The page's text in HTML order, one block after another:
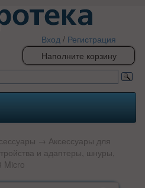
Вход / Регистрация
Наполните корзину
→ Аксессуары для
и адаптеры, шнуры,
Micro